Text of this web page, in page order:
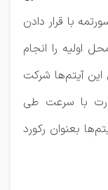
با قرار دادن
اولیه را انجام
آیتم‌ها شرکت
استارت با سرعت طی
بعنوان رکورد